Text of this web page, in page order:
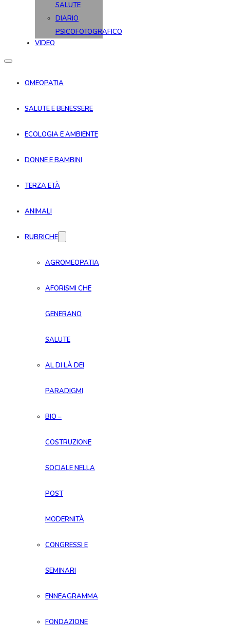
SALUTE
DIARIO
PSICOFOTOGRAFICO
VIDEO
OMEOPATIA
SALUTE E BENESSERE
ECOLOGIA E AMBIENTE
DONNE E BAMBINI
TERZA ETÀ
ANIMALI
RUBRICHE
AGROMEOPATIA
AFORISMI CHE
GENERANO
SALUTE
AL DI LÀ DEI
PARADIGMI
BIO –
COSTRUZIONE
SOCIALE NELLA
POST
MODERNITÀ
CONGRESSI E
SEMINARI
ENNEAGRAMMA
FONDAZIONE